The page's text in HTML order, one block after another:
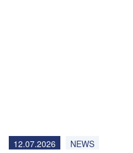
12.07.2026 NEWS